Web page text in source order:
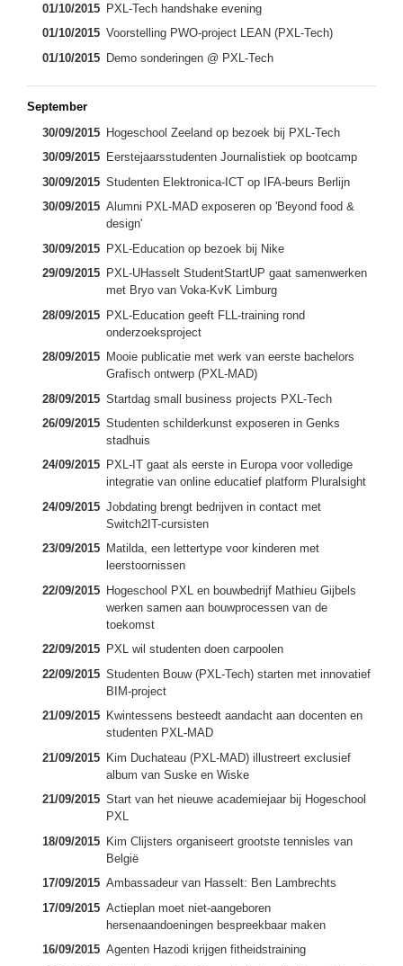
01/10/2015 PXL-Tech handshake evening
01/10/2015 Voorstelling PWO-project LEAN (PXL-Tech)
01/10/2015 Demo sonderingen @ PXL-Tech
September
30/09/2015 Hogeschool Zeeland op bezoek bij PXL-Tech
30/09/2015 Eerstejaarsstudenten Journalistiek op bootcamp
30/09/2015 Studenten Elektronica-ICT op IFA-beurs Berlijn
30/09/2015 Alumni PXL-MAD exposeren op 'Beyond food &
design'
30/09/2015 PXL-Education op bezoek bij Nike
29/09/2015 PXL-UHasselt StudentStartUP gaat samenwerken
met Bryo van Voka-KvK Limburg
28/09/2015 PXL-Education geeft FLL-training rond
onderzoeksproject
28/09/2015 Mooie publicatie met werk van eerste bachelors
Grafisch ontwerp (PXL-MAD)
28/09/2015 Startdag small business projects PXL-Tech
26/09/2015 Studenten schilderkunst exposeren in Genks
stadhuis
24/09/2015 PXL-IT gaat als eerste in Europa voor volledige
integratie van online educatief platform Pluralsight
24/09/2015 Jobdating brengt bedrijven in contact met
Switch2IT-cursisten
23/09/2015 Matilda, een lettertype voor kinderen met
leerstoornissen
22/09/2015 Hogeschool PXL en bouwbedrijf Mathieu Gijbels
werken samen aan bouwprocessen van de
toekomst
22/09/2015 PXL wil studenten doen carpoolen
22/09/2015 Studenten Bouw (PXL-Tech) starten met innovatief
BIM-project
21/09/2015 Kwintessens besteedt aandacht aan docenten en
studenten PXL-MAD
21/09/2015 Kim Duchateau (PXL-MAD) illustreert exclusief
album van Suske en Wiske
21/09/2015 Start van het nieuwe academiejaar bij Hogeschool
PXL
18/09/2015 Kim Clijsters organiseert grootste tennisles van
België
17/09/2015 Ambassadeur van Hasselt: Ben Lambrechts
17/09/2015 Actieplan moet niet-aangeboren
hersenaandoeningen bespreekbaar maken
16/09/2015 Agenten Hazodi krijgen fitheidstraining